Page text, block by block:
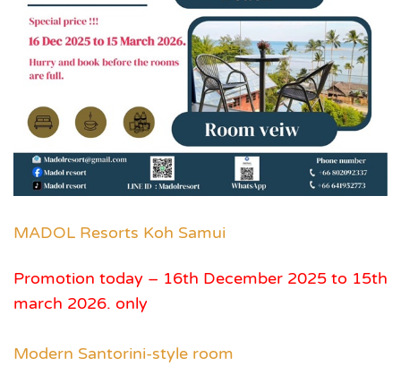
MADOL Resorts Koh Samui
Promotion today – 16th December 2025 to 15th
march 2026. only
Modern Santorini-style room